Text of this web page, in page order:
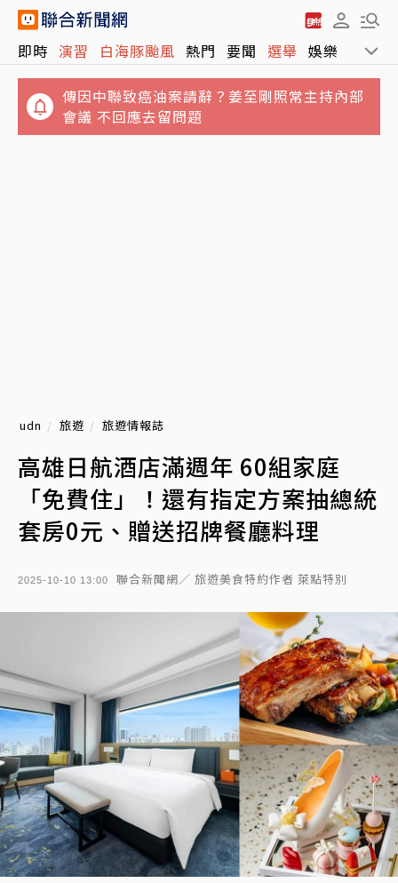
即時 演習 白海豚颱風 熱門 要聞 選舉 娛樂 運動
傳因中聯致癌油案請辭？姜至剛照常主持內部
會議 不回應去留問題
udn 旅遊 旅遊情報誌
高雄日航酒店滿週年 60組家庭
「免費住」！還有指定方案抽總統
套房0元、贈送招牌餐廳料理
2025-10-10 13:00 聯合新聞網／ 旅遊美食特約作者 萊點特別